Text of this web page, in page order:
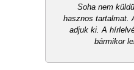
Soha nem
hasznos tartalmat.
adjuk ki. A
bármikor